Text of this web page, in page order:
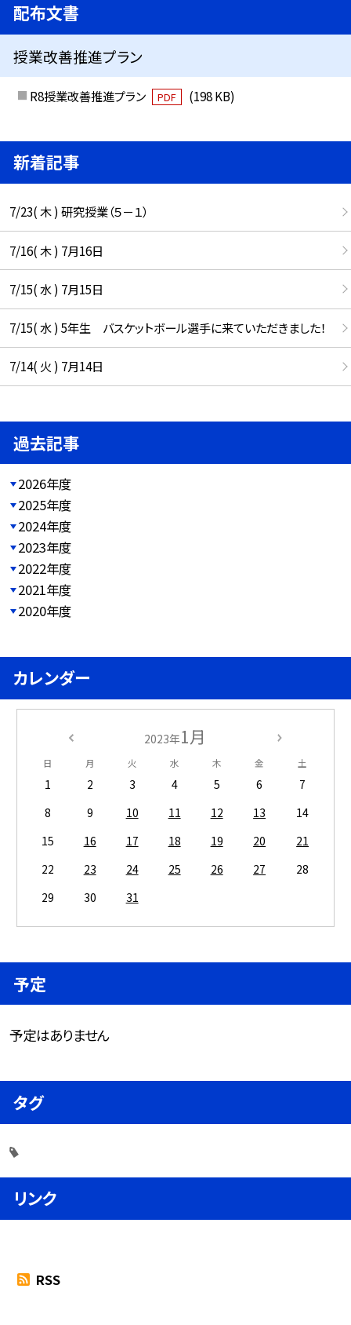
配布文書
授業改善推進プラン
R8授業改善推進プラン PDF (198 KB)
新着記事
7/23( 木 ) 研究授業（５－１）
7/16( 木 ) 7月16日
7/15( 水 ) 7月15日
7/15( 水 ) 5年生 バスケットボール選手に来ていただきました！
7/14( 火 ) 7月14日
過去記事
2026年度
2025年度
2024年度
2023年度
2022年度
2021年度
2020年度
カレンダー
2023年1月
日 月 火 水 木 金 土
1 2 3 4 5 6
7
8
9 10 11 12 13
14
15
16 17 18 19 20
21
22
23 24 25 26 27
28
29
30 31
予定
予定はありません
タグ
リンク
RSS